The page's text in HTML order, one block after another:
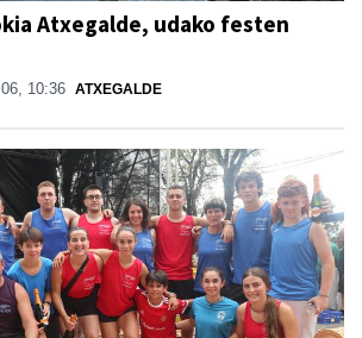
Atxegalde, udako festen
10:36 ATXEGALDE